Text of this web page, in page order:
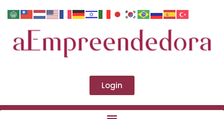
Login